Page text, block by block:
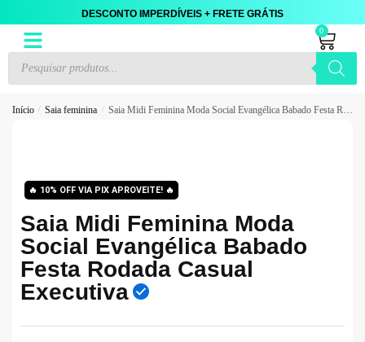
DESCONTO IMPERDÍVEIS + FRETE GRÁTIS
0
Início / Saia feminina / Saia Midi Feminina Moda Social Evangélica Babado Festa Rodada Casual Executiva
🔥 10% OFF VIA PIX APROVEITE! 🔥
Saia Midi Feminina Moda
Social Evangélica Babado
Festa Rodada Casual
Executiva